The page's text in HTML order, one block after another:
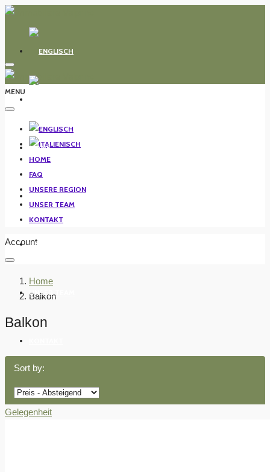
HOME
FAQ
UNSERE REGION
UNSER TEAM
MENU
HOME
FAQ
UNSERE REGION
UNSER TEAM
KONTAKT
Account
Home
Balkon
Balkon
Sort by:
Gelegenheit